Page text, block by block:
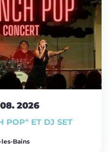
08. 2026
POP" ET DJ SET
les-Bains